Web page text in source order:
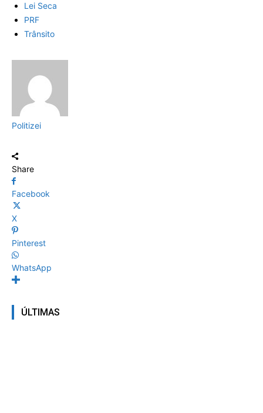
Lei Seca
PRF
Trânsito
Politizei
Share
Facebook
X
Pinterest
WhatsApp
ÚLTIMAS